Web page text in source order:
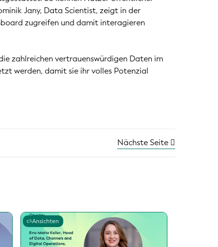
Jany, Data Scientist, zeigt in der
zugreifen und damit interagieren
zahlreichen vertrauenswürdigen Daten im
werden, damit sie ihr volles Potenzial
Nächste Seite
Ansichten